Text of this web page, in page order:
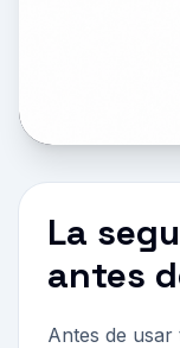
La
antes
Antes de